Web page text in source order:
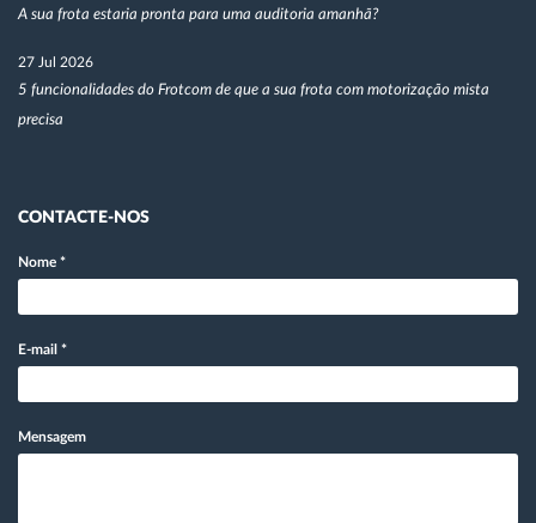
A sua frota estaria pronta para uma auditoria amanhã?
27 Jul 2026
5 funcionalidades do Frotcom de que a sua frota com motorização mista
precisa
CONTACTE-NOS
Nome *
E-mail *
Mensagem